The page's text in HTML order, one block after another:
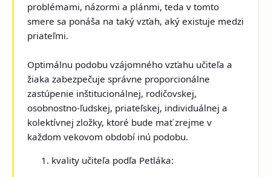
problémami, názormi a plánmi, teda v tomto
smere sa ponáša na taký vzťah, aký existuje medzi
priateľmi.
Optimálnu podobu vzájomného vzťahu učiteľa a
žiaka zabezpečuje správne proporcionálne
zastúpenie inštitucionálnej, rodičovskej,
osobnostno-ľudskej, priateľskej, individuálnej a
kolektívnej zložky, ktoré bude mať zrejme v
každom vekovom období inú podobu.
kvality učiteľa podľa Petláka: